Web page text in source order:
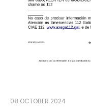
08 OCTOBER 2024